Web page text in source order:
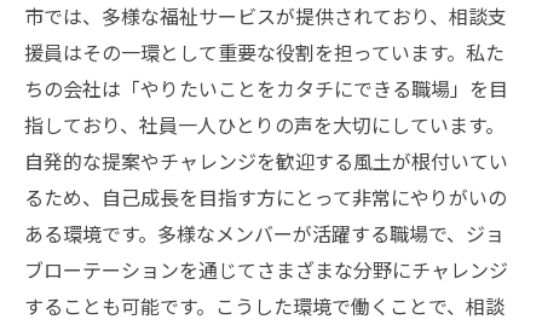
市では、多様な福祉サービスが提供されており、相談支
援員はその一環として重要な役割を担っています。私た
ちの会社は「やりたいことをカタチにできる職場」を目
指しており、社員一人ひとりの声を大切にしています。
自発的な提案やチャレンジを歓迎する風土が根付いてい
るため、自己成長を目指す方にとって非常にやりがいの
ある環境です。多様なメンバーが活躍する職場で、ジョ
ブローテーションを通じてさまざまな分野にチャレンジ
することも可能です。こうした環境で働くことで、相談